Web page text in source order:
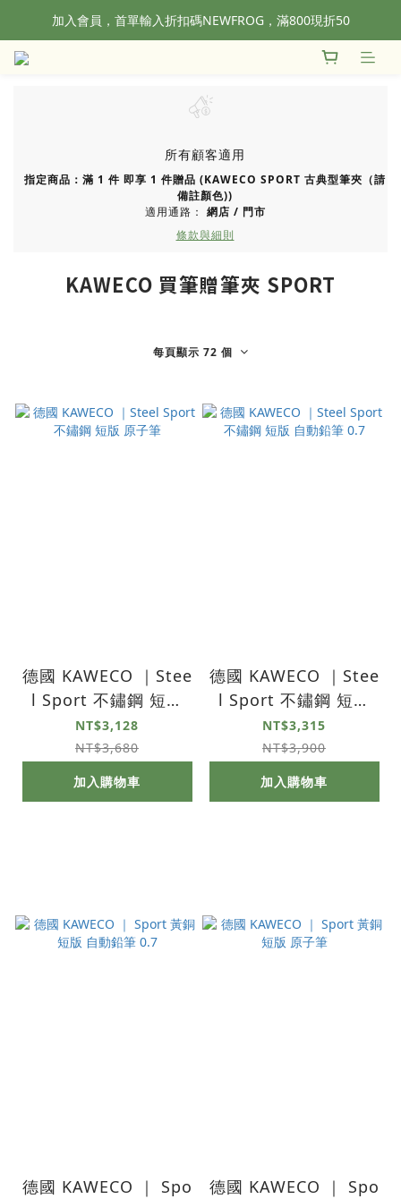
全站滿1500元免運！
加入會員，首單輸入折扣碼NEWFROG，滿800現折50
所有顧客適用
指定商品：滿 1 件 即享 1 件贈品 (KAWECO SPORT 古典型筆夾（請
備註顏色))
適用通路： 網店 / 門市
條款與細則
KAWECO 買筆贈筆夾 SPORT
每頁顯示 72 個
德國 KAWECO ｜Stee
l Sport 不鏽鋼 短版
原子筆
NT$3,128
NT$3,680
加入購物車
德國 KAWECO ｜Stee
l Sport 不鏽鋼 短版
自動鉛筆 0.7
NT$3,315
NT$3,900
加入購物車
德國 KAWECO ｜ Spo
德國 KAWECO ｜ Spo